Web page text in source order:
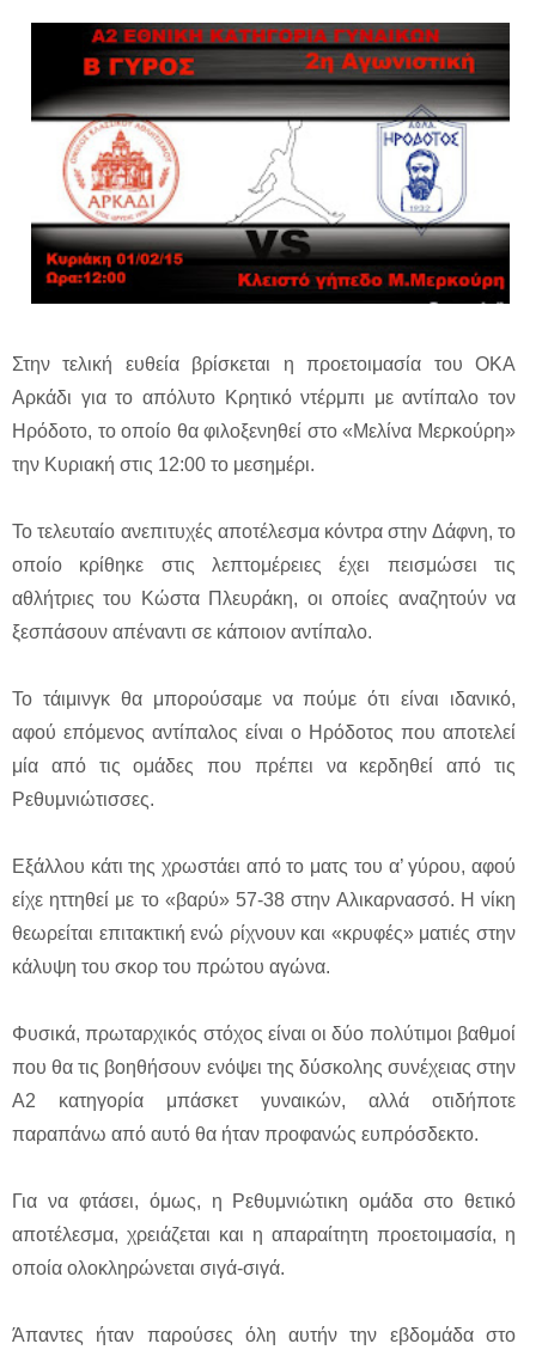
Στην τελική ευθεία βρίσκεται η προετοιμασία του ΟΚΑ
Αρκάδι για το απόλυτο Κρητικό ντέρμπι με αντίπαλο τον
Ηρόδοτο, το οποίο θα φιλοξενηθεί στο «Μελίνα Μερκούρη»
την Κυριακή στις 12:00 το μεσημέρι.
Το τελευταίο ανεπιτυχές αποτέλεσμα κόντρα στην Δάφνη, το
οποίο κρίθηκε στις λεπτομέρειες έχει πεισμώσει τις
αθλήτριες του Κώστα Πλευράκη, οι οποίες αναζητούν να
ξεσπάσουν απέναντι σε κάποιον αντίπαλο.
Το τάιμινγκ θα μπορούσαμε να πούμε ότι είναι ιδανικό,
αφού επόμενος αντίπαλος είναι ο Ηρόδοτος που αποτελεί
μία από τις ομάδες που πρέπει να κερδηθεί από τις
Ρεθυμνιώτισσες.
Εξάλλου κάτι της χρωστάει από το ματς του α’ γύρου, αφού
είχε ηττηθεί με το «βαρύ» 57-38 στην Αλικαρνασσό. Η νίκη
θεωρείται επιτακτική ενώ ρίχνουν και «κρυφές» ματιές στην
κάλυψη του σκορ του πρώτου αγώνα.
Φυσικά, πρωταρχικός στόχος είναι οι δύο πολύτιμοι βαθμοί
που θα τις βοηθήσουν ενόψει της δύσκολης συνέχειας στην
Α2 κατηγορία μπάσκετ γυναικών, αλλά οτιδήποτε
παραπάνω από αυτό θα ήταν προφανώς ευπρόσδεκτο.
Για να φτάσει, όμως, η Ρεθυμνιώτικη ομάδα στο θετικό
αποτέλεσμα, χρειάζεται και η απαραίτητη προετοιμασία, η
οποία ολοκληρώνεται σιγά-σιγά.
Άπαντες ήταν παρούσες όλη αυτήν την εβδομάδα στο